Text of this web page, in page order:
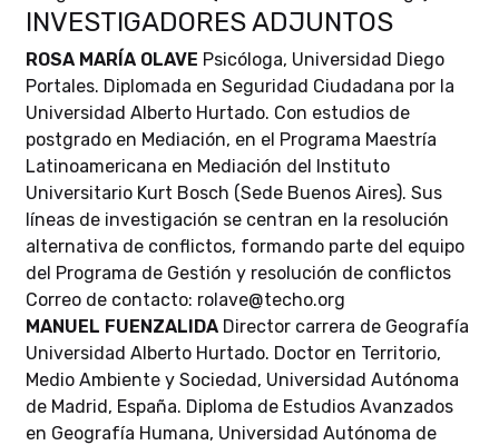
INVESTIGADORES ADJUNTOS
ROSA MARÍA OLAVE Psicóloga, Universidad Diego
Portales. Diplomada en Seguridad Ciudadana por la
Universidad Alberto Hurtado. Con estudios de
postgrado en Mediación, en el Programa Maestría
Latinoamericana en Mediación del Instituto
Universitario Kurt Bosch (Sede Buenos Aires). Sus
líneas de investigación se centran en la resolución
alternativa de conflictos, formando parte del equipo
del Programa de Gestión y resolución de conflictos
Correo de contacto: rolave@techo.org
MANUEL FUENZALIDA Director carrera de Geografía
Universidad Alberto Hurtado. Doctor en Territorio,
Medio Ambiente y Sociedad, Universidad Autónoma
de Madrid, España. Diploma de Estudios Avanzados
en Geografía Humana, Universidad Autónoma de